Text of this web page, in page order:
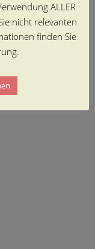
ALLER
nicht relevanten
finden Sie